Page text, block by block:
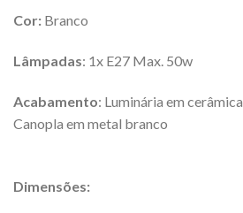
Cor: Branco
Lâmpadas: 1x E27 Max. 50w
Acabamento: Luminária em cerâmica
Canopla em metal branco
Dimensões: